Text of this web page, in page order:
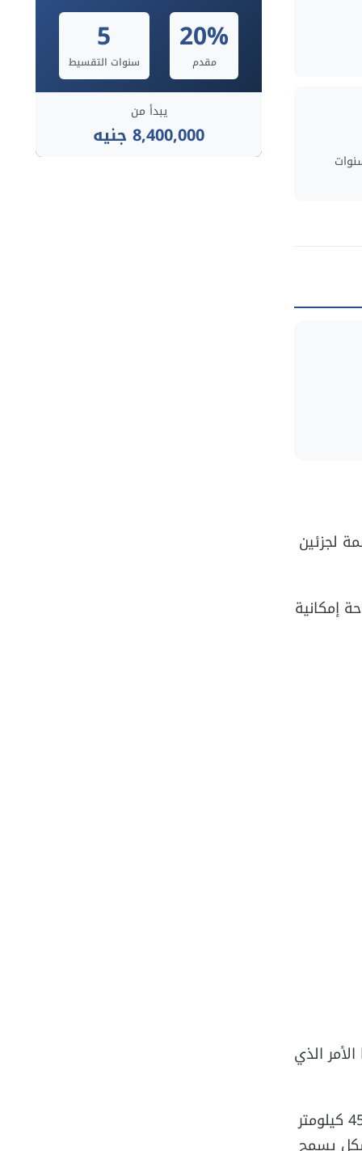
مساحة 11 كيلو متر في مقسمة لجزئين
مصري لمساحة 78 متر مربع، مع إتاحة إمكانية
الذي
يحتوي الموقع على مارينا سوما باي التي تصل مساحتها إلى 28060 متر مربع على شاطئ البحر الأحمر وتبعد مسافة 45 كيلومتر
عدد اليخوت إلى 270 يخت متنوعة بشكل يسمح
20%
مقدم
5
سنوات التقسيط
يبدأ من
8,400,000 جنيه